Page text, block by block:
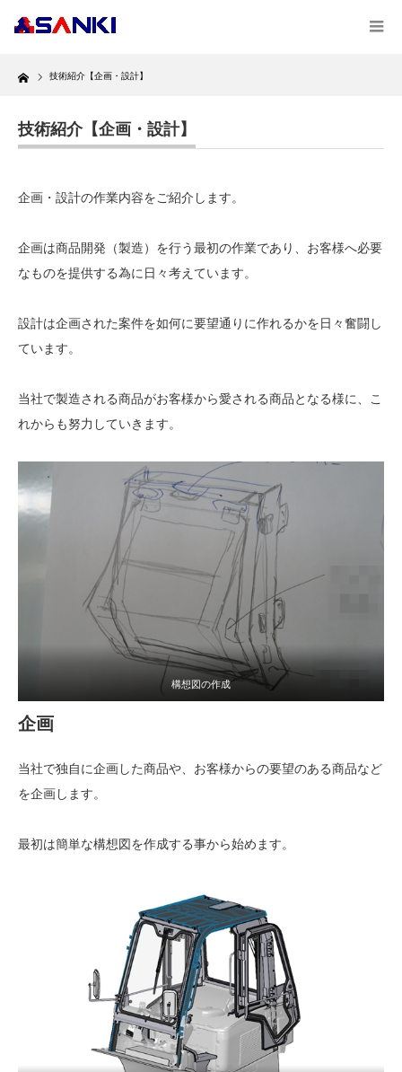
Home 技術紹介【企画・設計】
技術紹介【企画・設計】
企画・設計の作業内容をご紹介します。
企画は商品開発（製造）を行う最初の作業であり、お客様へ必要
なものを提供する為に日々考えています。
設計は企画された案件を如何に要望通りに作れるかを日々奮闘し
ています。
当社で製造される商品がお客様から愛される商品となる様に、こ
れからも努力していきます。
構想図の作成
企画
当社で独自に企画した商品や、お客様からの要望のある商品など
を企画します。
最初は簡単な構想図を作成する事から始めます。